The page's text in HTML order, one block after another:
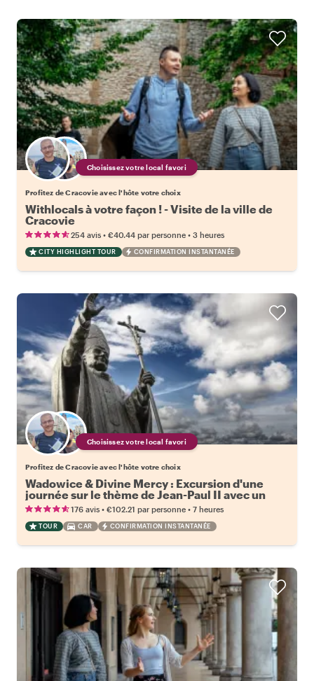
Choisissez votre local favori
Profitez de Cracovie avec l'hôte votre choix
Withlocals à votre façon ! - Visite de la ville de
Cracovie
254 avis • €40.44 par personne • 3 heures
CITY HIGHLIGHT TOUR CONFIRMATION INSTANTANÉE
Choisissez votre local favori
Profitez de Cracovie avec l'hôte votre choix
Wadowice & Divine Mercy : Excursion d'une
journée sur le thème de Jean-Paul II avec un
local
176 avis • €102.21 par personne • 7 heures
TOUR CAR CONFIRMATION INSTANTANÉE